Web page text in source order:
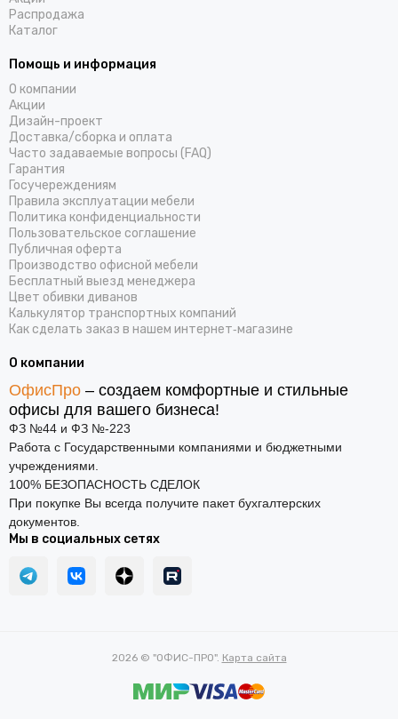
Распродажа
Каталог
Помощь и информация
О компании
Акции
Дизайн-проект
Доставка/cборка и оплата
Часто задаваемые вопросы (FAQ)
Гарантия
Госучереждениям
Правила эксплуатации мебели
Политика конфиденциальности
Пользовательское соглашение
Публичная оферта
Производство офисной мебели
Бесплатный выезд менеджера
Цвет обивки диванов
Калькулятор транспортных компаний
Как сделать заказ в нашем интернет‑магазине
О компании
ОфисПро – создаем комфортные и стильные
офисы для вашего бизнеса!
ФЗ №44 и ФЗ №-223
Работа с Государственными компаниями и бюджетными
учреждениями.
100% БЕЗОПАСНОСТЬ СДЕЛОК
При покупке Вы всегда получите пакет бухгалтерских
документов.
Мы в социальных сетях
2026 © "ОФИС-ПРО". Карта сайта